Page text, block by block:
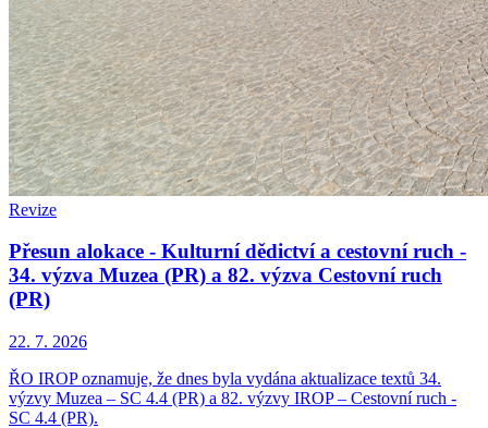
Revize
Přesun alokace - Kulturní dědictví a cestovní ruch -
34. výzva Muzea (PR) a 82. výzva Cestovní ruch
(PR)
22. 7. 2026
ŘO IROP oznamuje, že dnes byla vydána aktualizace textů 34.
výzvy Muzea – SC 4.4 (PR) a 82. výzvy IROP – Cestovní ruch -
SC 4.4 (PR).